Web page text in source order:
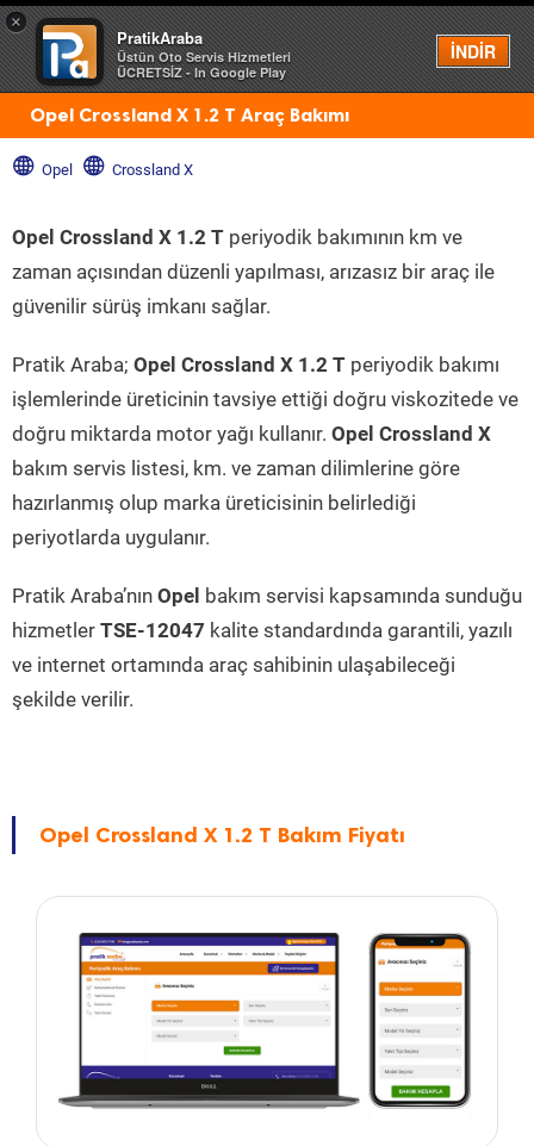
×
PratikAraba
Üstün Oto Servis Hizmetleri
ÜCRETSİZ - In Google Play
İNDİR
Menü
Opel Crossland X 1.2 T Araç Bakımı
Opel Crossland X
Opel Crossland X 1.2 T periyodik bakımının km ve
zaman açısından düzenli yapılması, arızasız bir araç ile
güvenilir sürüş imkanı sağlar.
Pratik Araba; Opel Crossland X 1.2 T periyodik bakımı
işlemlerinde üreticinin tavsiye ettiği doğru viskozitede ve
doğru miktarda motor yağı kullanır. Opel Crossland X
bakım servis listesi, km. ve zaman dilimlerine göre
hazırlanmış olup marka üreticisinin belirlediği
periyotlarda uygulanır.
Pratik Araba’nın Opel bakım servisi kapsamında sunduğu
hizmetler TSE-12047 kalite standardında garantili, yazılı
ve internet ortamında araç sahibinin ulaşabileceği
şekilde verilir.
Opel Crossland X 1.2 T Bakım Fiyatı